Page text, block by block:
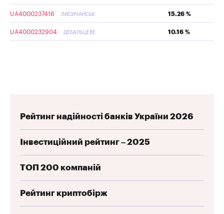
UA4000237416 ЛИСИЧАНСЬК 15.26 %
UA4000232904 ДЕБАЛЬЦЕВЕ 10.16 %
Рейтинг надійності банків України 2026
Інвестиційний рейтинг – 2025
ТОП 200 компаній
Рейтинг криптобірж